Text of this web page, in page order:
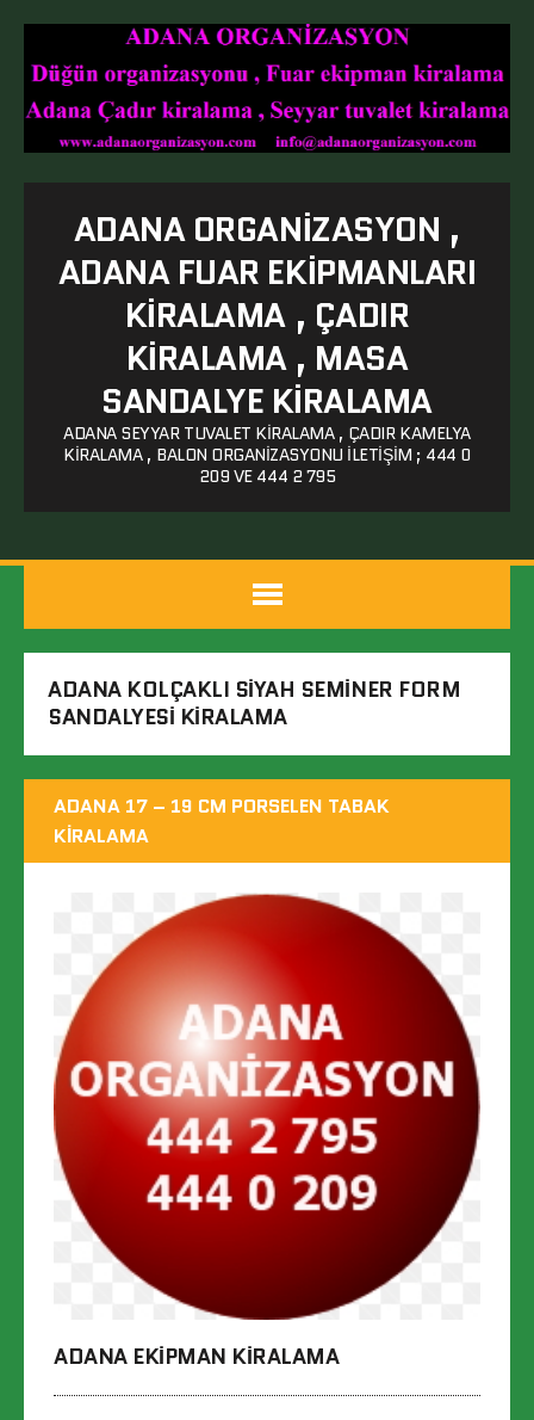
ADANA ORGANIZASYON ,
ADANA FUAR EKIPMANLARI
KIRALAMA , ÇADIR
KIRALAMA , MASA
SANDALYE KIRALAMA
ADANA SEYYAR TUVALET KIRALAMA , ÇADIR KAMELYA
KIRALAMA , BALON ORGANIZASYONU ILETIŞIM ; 444 0
209 VE 444 2 795
ADANA KOLÇAKLI SIYAH SEMINER FORM
SANDALYESI KIRALAMA
ADANA 17 – 19 CM PORSELEN TABAK
KIRALAMA
ADANA EKIPMAN KIRALAMA